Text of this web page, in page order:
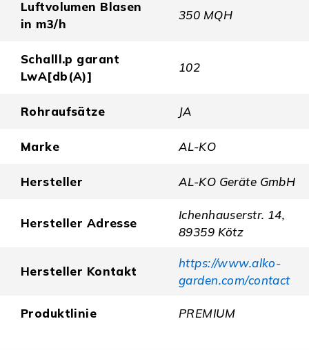
Luftvolumen Blasen
in m3/h
350 MQH
Schalll.p garant
LwA[db(A)]
102
Rohraufsätze JA
Marke AL-KO
Hersteller AL-KO Geräte GmbH
Hersteller Adresse
Ichenhauserstr. 14,
89359 Kötz
Hersteller Kontakt
https://www.alko-
garden.com/contact
Produktlinie PREMIUM